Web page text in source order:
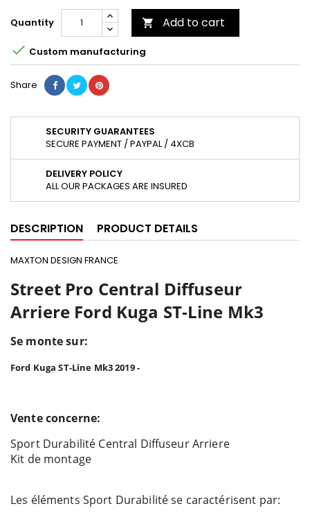
Quantity  Add to cart
 Custom manufacturing
Share
SECURITY GUARANTEES
SECURE PAYMENT / PAYPAL / 4XCB
DELIVERY POLICY
ALL OUR PACKAGES ARE INSURED
DESCRIPTION PRODUCT DETAILS
MAXTON DESIGN FRANCE
Street Pro Central Diffuseur
Arriere Ford Kuga ST-Line Mk3
Se monte sur:
Ford Kuga ST-Line Mk3 2019 -
Vente concerne:
Sport Durabilité Central Diffuseur Arriere
Kit de montage
Les éléments Sport Durabilité se caractérisent par: